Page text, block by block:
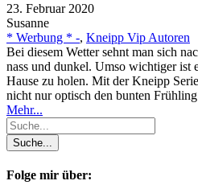
23. Februar 2020
Susanne
* Werbung * -, Kneipp Vip Autoren
Bei diesem Wetter sehnt man sich
nass und dunkel. Umso wichtiger ist
Hause zu holen. Mit der Kneipp
nicht nur optisch den bunten
Mehr...
Folge mir über: